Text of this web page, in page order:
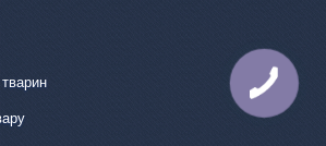
КНОПКА
ЗВ'ЯЗКУ